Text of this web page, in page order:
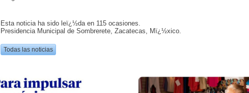
Esta noticia ha sido leï¿½da en 115 ocasiones.
Presidencia Municipal de Sombrerete, Zacatecas, Mï¿½xico.
Todas las noticias